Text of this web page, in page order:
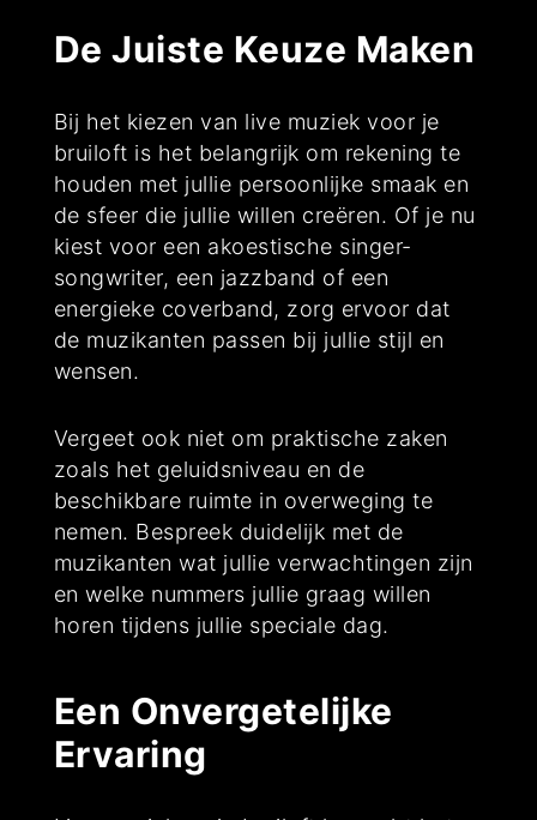
De Juiste Keuze Maken
Bij het kiezen van live muziek voor je
bruiloft is het belangrijk om rekening te
houden met jullie persoonlijke smaak en
de sfeer die jullie willen creëren. Of je nu
kiest voor een akoestische singer-
songwriter, een jazzband of een
energieke coverband, zorg ervoor dat
de muzikanten passen bij jullie stijl en
wensen.
Vergeet ook niet om praktische zaken
zoals het geluidsniveau en de
beschikbare ruimte in overweging te
nemen. Bespreek duidelijk met de
muzikanten wat jullie verwachtingen zijn
en welke nummers jullie graag willen
horen tijdens jullie speciale dag.
Een Onvergetelijke
Ervaring